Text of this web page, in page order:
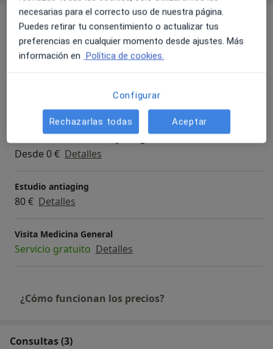
Servicios y precios
Consulta online
50 € Detalles
Primera visita Medicina Estética y Cirugía Cosmética
Desde 50 € Detalles
Desde 0 € Detalles
Estudio antiaging
80 € Detalles
Visita Medicina General
Servicio gratuito Detalles
¿Cómo funcionan los precios?
Consultas (3)
necesarias para el correcto uso de nuestra página.
Puedes retirar tu consentimiento o actualizar tus
preferencias en cualquier momento desde ajustes. Más
información en Política de cookies.
Configurar
Rechazarlas todas Aceptar